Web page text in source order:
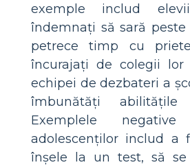
exemple includ
îndemnați să sară
petrece timp cu
încurajați de colegii lor
echipei de dezbateri a
îmbunătăți
Exemplele
adolescenților includ a
înșele la un test, să